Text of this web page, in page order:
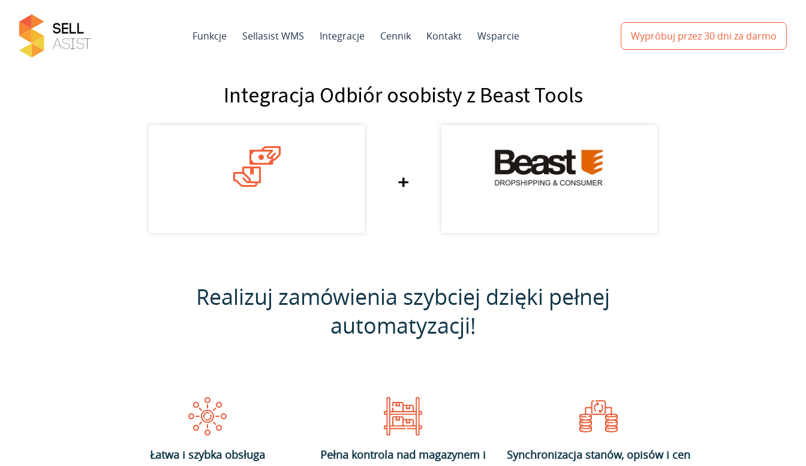
Funkcje Sellasist WMS Integracje Cennik Kontakt Wsparcie Wypróbuj przez 30 dni za darmo
Integracja Odbiór osobisty z Beast Tools
+
Realizuj zamówienia szybciej dzięki pełnej
automatyzacji!
Łatwa i szybka obsługa
Pełna kontrola nad magazynem i
Synchronizacja stanów, opisów i cen